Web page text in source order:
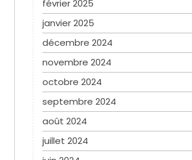
février 2025
janvier 2025
décembre 2024
novembre 2024
octobre 2024
septembre 2024
août 2024
juillet 2024